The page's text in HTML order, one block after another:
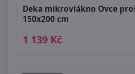
Deka mikrovlákno Ovce
150x200 cm
1 139 Kč